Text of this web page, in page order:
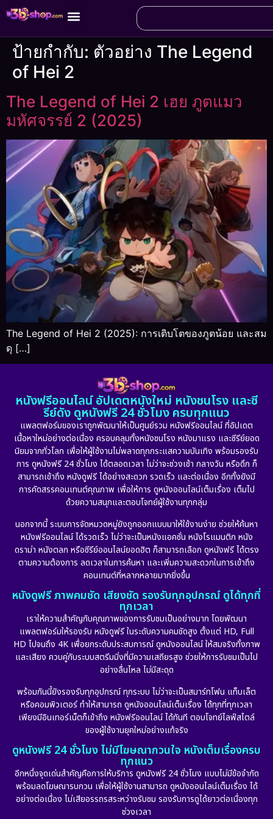
ป้ายกำกับ: ตัวอย่าง The Legend
of Hei 2
The Legend of Hei 2 เฮย ภูตแมว
มหัศจรรย์ 2 (2025)
The Legend of Hei 2 (2025): การเติบโตของภูตน้อย และสม
ดุ […]
หนังฟรีออนไลน์ อัปเดตหนังใหม่ หนังชนโรง และซี
รีย์ดัง ดูหนังฟรี 24 ชั่วโมง ครบทุกแนว
แพลตฟอร์มของเราถูกพัฒนาให้เป็นศูนย์รวม หนังฟรีออนไลน์ ที่อัปเดต
เนื้อหาใหม่อย่างต่อเนื่อง ครอบคลุมทั้งหนังชนโรง หนังมาแรง และซีรีย์ยอด
นิยมจากทั่วโลก เพื่อให้ผู้ใช้งานไม่พลาดทุกกระแสความบันเทิง พร้อมรองรับ
การ ดูหนังฟรี 24 ชั่วโมง ได้ตลอดเวลา ไม่ว่าจะช่วงเช้า กลางวัน หรือดึก ก็
สามารถเข้าถึง หนังดูฟรี ได้อย่างสะดวก รวดเร็ว และต่อเนื่อง อีกทั้งยังมี
การคัดสรรคอนเทนต์คุณภาพ เพื่อให้การ ดูหนังออนไลน์เต็มเรื่อง เต็มไป
ด้วยความสนุกและตอบโจทย์ผู้ใช้งานทุกกลุ่ม
นอกจากนี้ ระบบการจัดหมวดหมู่ยังถูกออกแบบมาให้ใช้งานง่าย ช่วยให้ค้นหา
หนังฟรีออนไลน์ ได้รวดเร็ว ไม่ว่าจะเป็นหนังแอคชั่น หนังโรแมนติก หนัง
ดราม่า หนังตลก หรือซีรีย์ออนไลน์ยอดฮิต ก็สามารถเลือก ดูหนังฟรี ได้ตรง
ตามความต้องการ ลดเวลาในการค้นหา และเพิ่มความสะดวกในการเข้าถึง
คอนเทนต์ที่หลากหลายมากยิ่งขึ้น
หนังดูฟรี ภาพคมชัด เสียงชัด รองรับทุกอุปกรณ์ ดูได้ทุกที่
ทุกเวลา
เราให้ความสำคัญกับคุณภาพของการรับชมเป็นอย่างมาก โดยพัฒนา
แพลตฟอร์มให้รองรับ หนังดูฟรี ในระดับความคมชัดสูง ตั้งแต่ HD, Full
HD ไปจนถึง 4K เพื่อยกระดับประสบการณ์ ดูหนังออนไลน์ ให้สมจริงทั้งภาพ
และเสียง ควบคู่กับระบบสตรีมมิ่งที่มีความเสถียรสูง ช่วยให้การรับชมเป็นไป
อย่างลื่นไหล ไม่มีสะดุด
พร้อมกันนี้ยังรองรับทุกอุปกรณ์ ทุกระบบ ไม่ว่าจะเป็นสมาร์ทโฟน แท็บเล็ต
หรือคอมพิวเตอร์ ทำให้สามารถ ดูหนังออนไลน์เต็มเรื่อง ได้ทุกที่ทุกเวลา
เพียงมีอินเทอร์เน็ตก็เข้าถึง หนังฟรีออนไลน์ ได้ทันที ตอบโจทย์ไลฟ์สไตล์
ของผู้ใช้งานยุคใหม่อย่างแท้จริง
ดูหนังฟรี 24 ชั่วโมง ไม่มีโฆษณากวนใจ หนังเต็มเรื่องครบ
ทุกแนว
อีกหนึ่งจุดเด่นสำคัญคือการให้บริการ ดูหนังฟรี 24 ชั่วโมง แบบไม่มีข้อจำกัด
พร้อมลดโฆษณารบกวน เพื่อให้ผู้ใช้งานสามารถ ดูหนังออนไลน์เต็มเรื่อง ได้
อย่างต่อเนื่อง ไม่เสียอรรถรสระหว่างรับชม รองรับการดูได้ยาวต่อเนื่องทุก
ช่วงเวลา